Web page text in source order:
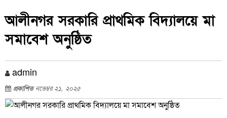
আলীনগর সরকারি প্রাথমিক বিদ্যালয়ে মা
সমাবেশ অনুষ্ঠিত
admin
প্রকাশিতনভেম্বর ২১, ২০২৫